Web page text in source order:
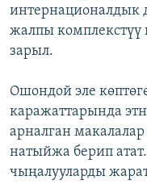
интернационалдык
жалпы комплекстүү
зарыл.
Ошондой эле
каражаттарында
арналган
натыйжа берип
чыңалууларды